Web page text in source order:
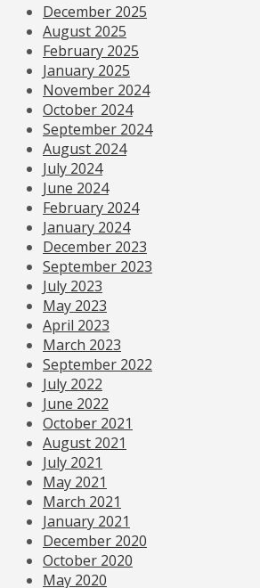
December 2025
August 2025
February 2025
January 2025
November 2024
October 2024
September 2024
August 2024
July 2024
June 2024
February 2024
January 2024
December 2023
September 2023
July 2023
May 2023
April 2023
March 2023
September 2022
July 2022
June 2022
October 2021
August 2021
July 2021
May 2021
March 2021
January 2021
December 2020
October 2020
May 2020